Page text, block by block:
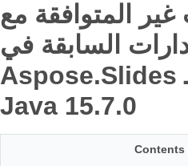
غير المتوافقة مع
السابقة في
Aspose.Slides لـ PHP عبر
Java 15.7.0
Contents